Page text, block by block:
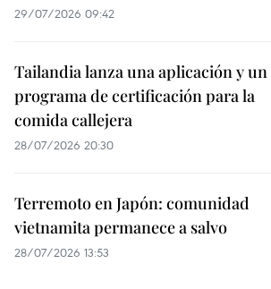
29/07/2026 09:42
Tailandia lanza una aplicación y un
programa de certificación para la
comida callejera
28/07/2026 20:30
Terremoto en Japón: comunidad
vietnamita permanece a salvo
28/07/2026 13:53